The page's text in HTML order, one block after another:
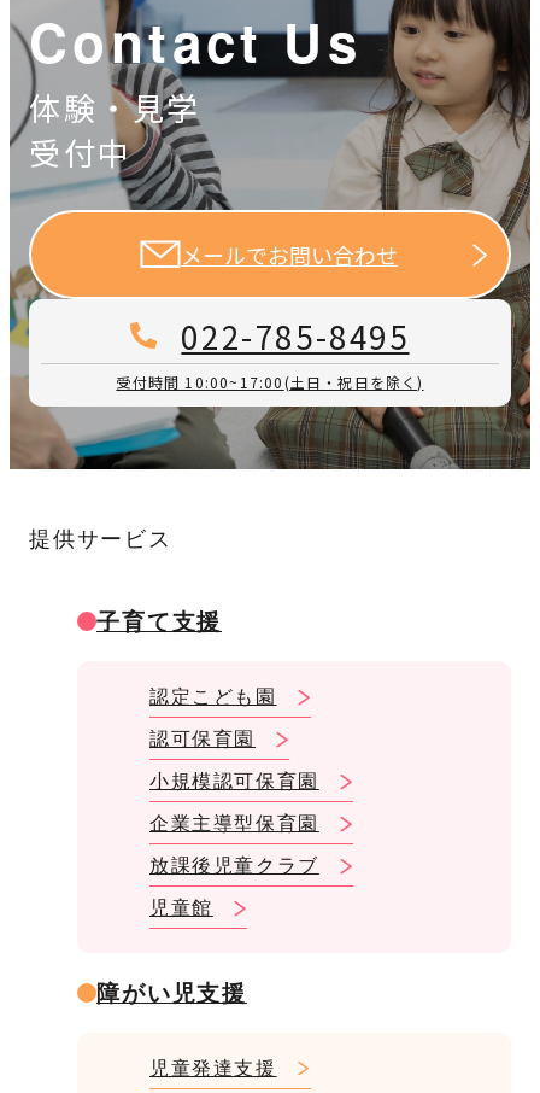
Contact Us
体験・見学
受付中
メールでお問い合わせ
022-785-8495
受付時間 10:00~17:00(土日・祝日を除く)
提供サービス
子育て支援
認定こども園
認可保育園
小規模認可保育園
企業主導型保育園
放課後児童クラブ
児童館
障がい児支援
児童発達支援